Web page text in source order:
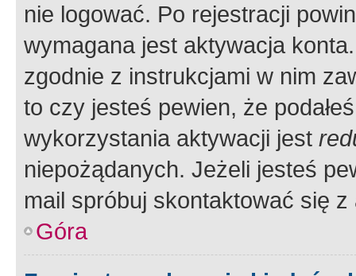
nie logować. Po rejestracji
wymagana jest aktywacja
zgodnie z instrukcjami w nim
to czy jesteś pewien, że
wykorzystania aktywacji jest
niepożądanych. Jeżeli jesteś
mail spróbuj skontaktować się
Góra